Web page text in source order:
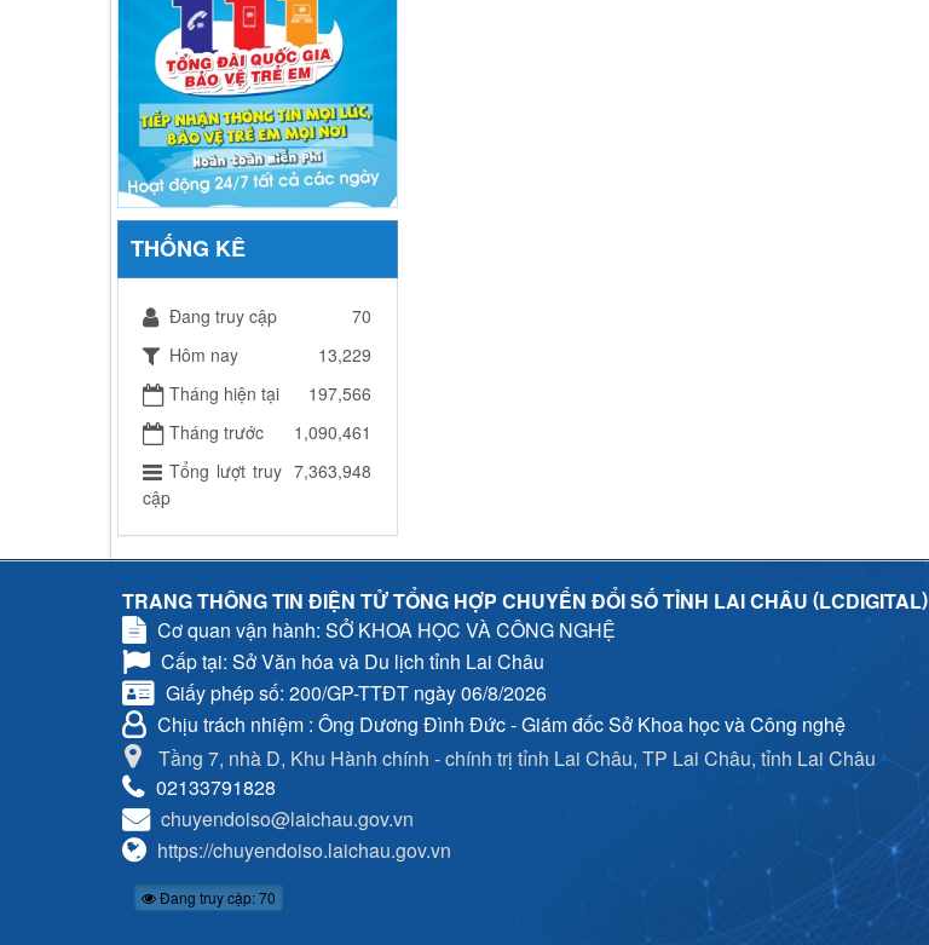
THỐNG KÊ
Đang truy cập
70
Hôm nay
13,229
Tháng hiện tại
197,566
Tháng trước
1,090,461
Tổng lượt truy
cập
7,363,948
TRANG THÔNG TIN ĐIỆN TỬ TỔNG HỢP CHUYỂN ĐỔI SỐ TỈNH LAI CHÂU (LCDIGITAL)
Cơ quan vận hành: SỞ KHOA HỌC VÀ CÔNG NGHỆ
Cấp tại: Sở Văn hóa và Du lịch tỉnh Lai Châu
Giấy phép số: 200/GP-TTĐT ngày 06/8/2026
Chịu trách nhiệm : Ông Dương Đình Đức - Giám đốc Sở Khoa học và Công nghệ
Tầng 7, nhà D, Khu Hành chính - chính trị tỉnh Lai Châu, TP Lai Châu, tỉnh Lai Châu
02133791828
chuyendoiso@laichau.gov.vn
https://chuyendoiso.laichau.gov.vn
Đang truy cập: 70